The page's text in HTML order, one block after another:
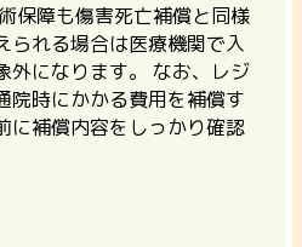
保障も傷害死亡補償と同様
られる場合は医療機関で入
外になります。 なお、レジ
院時にかかる費用を補償す
に補償内容をしっかり確認